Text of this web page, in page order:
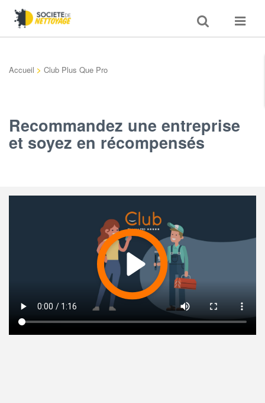
Toggle
search
Toggle
Accueil > Club Plus Que Pro
Recommandez une entreprise
et soyez en récompensés